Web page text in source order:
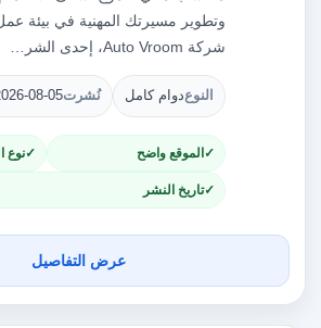
وتطوير مسيرتك المهنية في بيئة
شركة Auto Vroom، إحدى الشر…
النوعدوام كامل نُشرت08-05
الموقع واضح نوع
تاريخ النشر
عرض التفاصيل